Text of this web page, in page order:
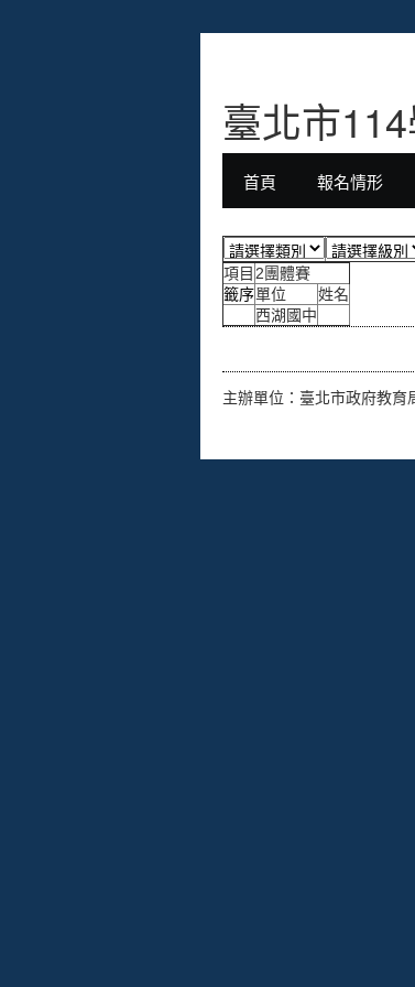
臺北市
首頁 報名情形
項目 2團體賽
籤序單位
姓名
西湖國中
主辦單位：臺北市政府教育